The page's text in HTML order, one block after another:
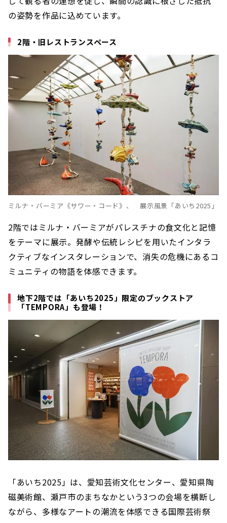
の姿勢を作品に込めています。
2階・旧レストランスペース
ミルナ・バーミア《サワー・コード》、 展示風景「あいち2025」
2階ではミルナ・バーミアがパレスチナの食文化と記憶
をテーマに展示。発酵や伝統レシピを用いたインタラ
クティブなインスタレーションで、消失の危機にあるコ
ミュニティの物語を体感できます。
地下2階では「あいち2025」限定のブックストア
「TEMPORA」も登場！
「あいち2025」は、愛知芸術文化センター、愛知県陶
磁美術館、瀬戸市のまちなかという3つの会場を横断し
ながら、多様なアートの潮流を体感できる国際芸術祭